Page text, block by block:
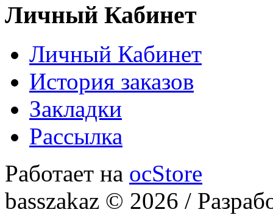
Личный Кабинет
Личный Кабинет
История заказов
Закладки
Рассылка
Работает на ocStore
basszakaz © 2026 /